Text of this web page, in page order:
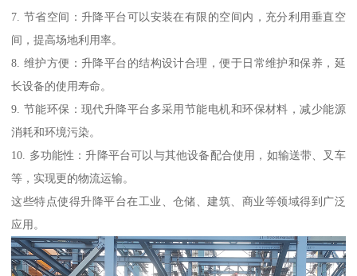
7. 节省空间：升降平台可以安装在有限的空间内，充分利用垂直空
间，提高场地利用率。
8. 维护方便：升降平台的结构设计合理，便于日常维护和保养，延
长设备的使用寿命。
9. 节能环保：现代升降平台多采用节能电机和环保材料，减少能源
消耗和环境污染。
10. 多功能性：升降平台可以与其他设备配合使用，如输送带、叉车
等，实现更的物流运输。
这些特点使得升降平台在工业、仓储、建筑、商业等领域得到广泛
应用。